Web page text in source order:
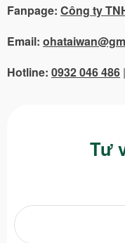
Fanpage: Công ty
Email:
Hotline: 0932 046 486 |
Tư